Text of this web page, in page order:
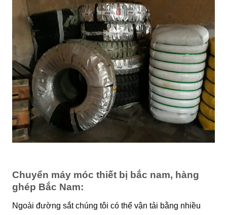
Chuyển máy móc thiết bị bắc nam, hàng
ghép Bắc Nam:
Ngoài đường sắt chúng tôi có thể vận tải bằng nhiều